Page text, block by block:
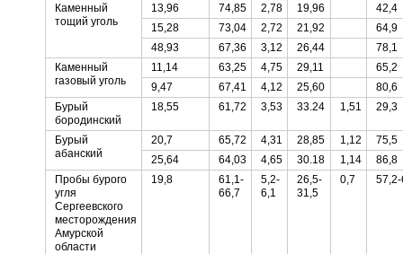
Каменный
тощий уголь
13,96 74,85 2,78 19,96
42,4
15,28
73,04 2,72 21,92
64,9
48,93
67,36 3,12 26,44
78,1
Каменный
газовый уголь
11,14 63,25 4,75 29,11
65,2
9,47
67,41 4,12 25,60
80,6
Бурый
бородинский
18,55 61,72 3,53 33.24 1,51 29,3
Бурый
абанский
20,7 65,72 4,31 28,85 1,12
75,5
25,64
64,03 4,65 30.18 1,14
86,8
Пробы бурого
угля
Сергеевского
месторождения
Амурской
области
19,8
61,1-
66,7
5,2-
6,1
26,5-
31,5
0,7